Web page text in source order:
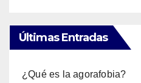
Últimas Entradas
¿Qué es la agorafobia?